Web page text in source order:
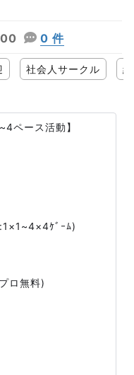
0 件
社会人サークル
ペース活動】
ｹﾞｰﾑ)
ロ無料)